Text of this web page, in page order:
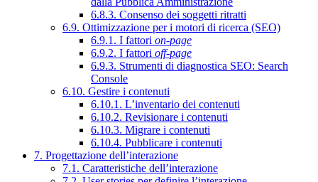
6.8.3. Consenso dei soggetti ritratti
6.9. Ottimizzazione per i motori di ricerca (SEO)
6.9.1. I fattori on-page
6.9.2. I fattori off-page
6.9.3. Strumenti di diagnostica SEO: Search
Console
6.10. Gestire i contenuti
6.10.1. L’inventario dei contenuti
6.10.2. Revisionare i contenuti
6.10.3. Migrare i contenuti
6.10.4. Pubblicare i contenuti
7. Progettazione dell’interazione
7.1. Caratteristiche dell’interazione